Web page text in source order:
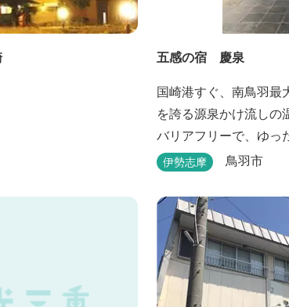
五感の宿 慶泉
国崎港すぐ、南鳥羽最
を誇る源泉かけ流しの
バリアフリーで、ゆっ
伊勢志摩 鳥羽市